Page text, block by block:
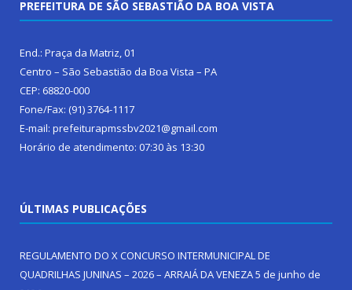
PREFEITURA DE SÃO SEBASTIÃO DA BOA VISTA
End.: Praça da Matriz, 01
Centro – São Sebastião da Boa Vista – PA
CEP: 68820-000
Fone/Fax: (91) 3764-1117
E-mail: prefeiturapmssbv2021@gmail.com
Horário de atendimento: 07:30 às 13:30
ÚLTIMAS PUBLICAÇÕES
REGULAMENTO DO X CONCURSO INTERMUNICIPAL DE
QUADRILHAS JUNINAS – 2026 – ARRAIÁ DA VENEZA5 de junho de